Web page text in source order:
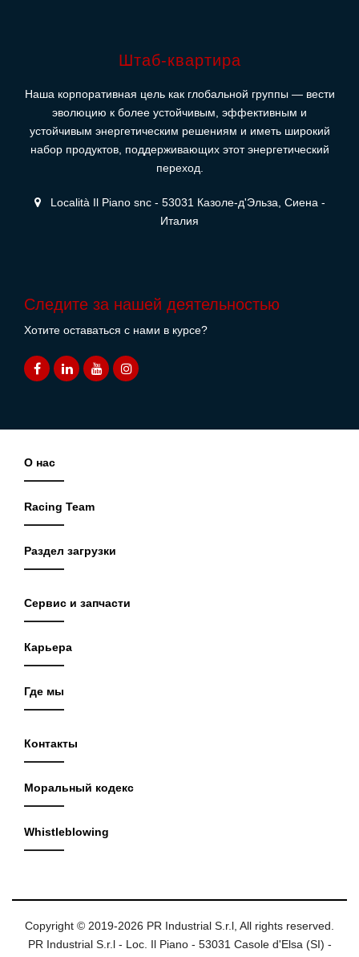
Штаб-квартира
Наша корпоративная цель как глобальной группы — вести
эволюцию к более устойчивым, эффективным и
устойчивым энергетическим решениям и иметь широкий
набор продуктов, поддерживающих этот энергетический
переход.
Località Il Piano snc - 53031 Казоле-д'Эльза, Сиена -
Италия
Следите за нашей деятельностью
Хотите оставаться с нами в курсе?
О нас
Racing Team
Раздел загрузки
Сервис и запчасти
Карьера
Где мы
Контакты
Моральный кодекс
Whistleblowing
Copyright © 2019-2026 PR Industrial S.r.l, All rights reserved.
PR Industrial S.r.l - Loc. Il Piano - 53031 Casole d'Elsa (SI) -